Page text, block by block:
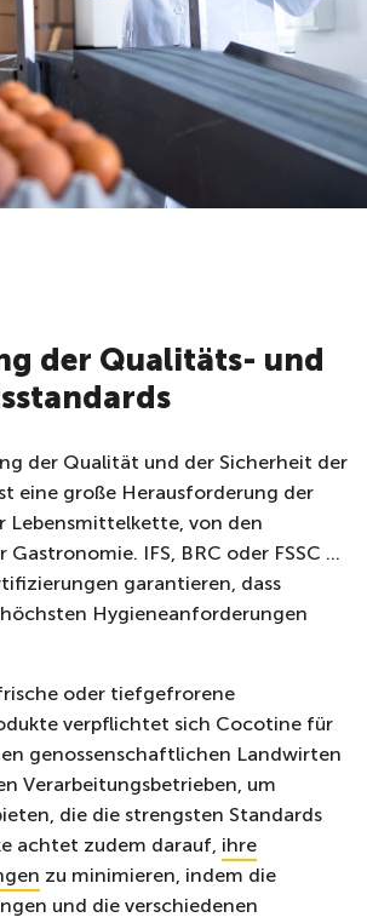
der Qualitäts- und
der Qualität und der Sicherheit der
eine große Herausforderung der
Lebensmittelkette, von den
Gastronomie. IFS, BRC oder FSSC …
garantieren, dass
Hygieneanforderungen
oder tiefgefrorene
verpflichtet sich Cocotine für
genossenschaftlichen Landwirten
Verarbeitungsbetrieben, um
die die strengsten Standards
achtet zudem darauf, ihre
zu minimieren, indem die
und die verschiedenen